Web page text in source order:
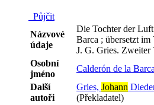
Půjčit
Názvové
údaje
Die Tochter der
Barca ; übersetzt im
J. G. Gries. Zweiter
Osobní
jméno
Calderón de la
Další
autoři
Gries, Johann
(Překladatel)